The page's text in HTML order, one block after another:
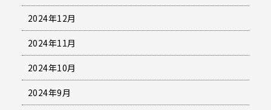
2024年12月
2024年11月
2024年10月
2024年9月